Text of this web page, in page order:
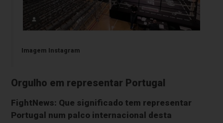
Imagem Instagram
Orgulho em representar Portugal
FightNews: Que significado tem representar
Portugal num palco internacional desta